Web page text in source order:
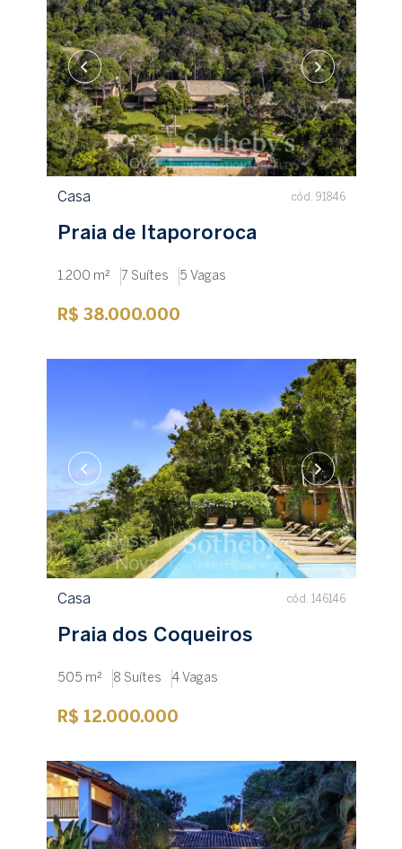
Casa cód. 91846
Praia de Itapororoca
1.200 m² 7 Suítes 5 Vagas
R$ 38.000.000
Casa cód. 146146
Praia dos Coqueiros
505 m² 8 Suítes 4 Vagas
R$ 12.000.000